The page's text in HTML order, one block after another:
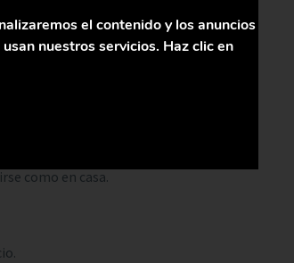
y si repite visita,
como en casa.
el contenido y los anuncios
nuestros servicios. Haz clic en